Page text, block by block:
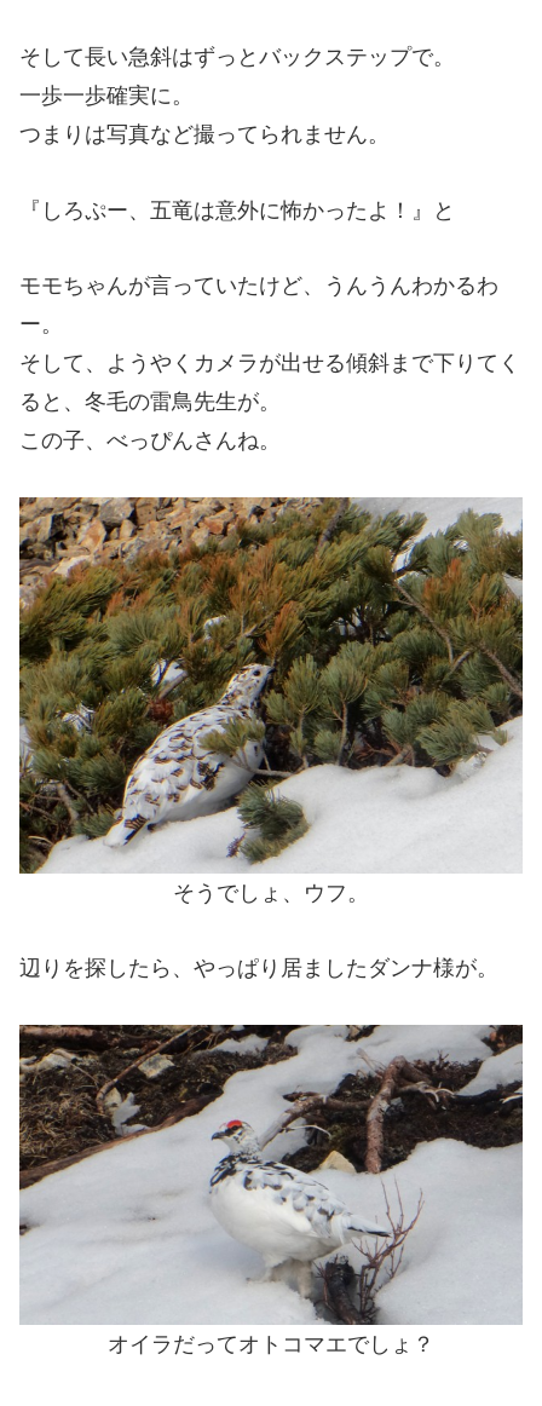
そして長い急斜はずっとバックステップで。
一歩一歩確実に。
つまりは写真など撮ってられません。
『しろぷー、五竜は意外に怖かったよ！』と
モモちゃんが言っていたけど、うんうんわかるわ
ー。
そして、ようやくカメラが出せる傾斜まで下りてく
ると、冬毛の雷鳥先生が。
この子、べっぴんさんね。
そうでしょ、ウフ。
辺りを探したら、やっぱり居ましたダンナ様が。
オイラだってオトコマエでしょ？